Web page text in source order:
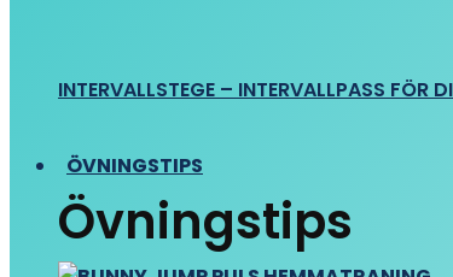
INTERVALLSTEGE – INTERVALLPASS FÖR
ÖVNINGSTIPS
Övningstips